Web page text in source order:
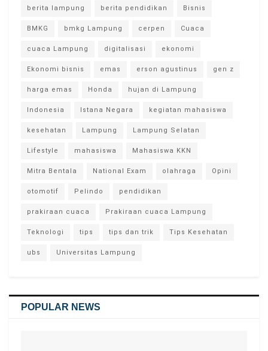
berita lampung berita pendidikan Bisnis
BMKG bmkg Lampung cerpen Cuaca
cuaca Lampung digitalisasi ekonomi
Ekonomi bisnis emas erson agustinus gen z
harga emas Honda hujan di Lampung
Indonesia Istana Negara kegiatan mahasiswa
kesehatan Lampung Lampung Selatan
Lifestyle mahasiswa Mahasiswa KKN
Mitra Bentala National Exam olahraga Opini
otomotif Pelindo pendidikan
prakiraan cuaca Prakiraan cuaca Lampung
Teknologi tips tips dan trik Tips Kesehatan
ubs Universitas Lampung
POPULAR NEWS